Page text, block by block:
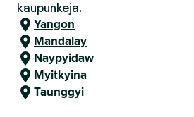
kaupunkeja.
Yangon
Mandalay
Naypyidaw
Myitkyina
Taunggyi